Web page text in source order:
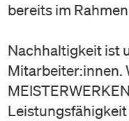
bereits im
Nachhaltigkeit ist
Mitarbeiter:innen.